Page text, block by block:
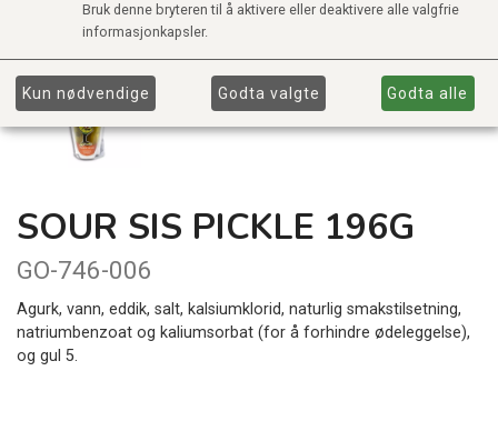
SOUR SIS PICKLE 196G
GO-746-006
Agurk, vann, eddik, salt, kalsiumklorid, naturlig smakstilsetning,
natriumbenzoat og kaliumsorbat (for å forhindre ødeleggelse),
og gul 5.
Bruk denne bryteren til å aktivere eller deaktivere alle valgfrie
informasjonkapsler.
Kun nødvendige Godta valgte Godta alle